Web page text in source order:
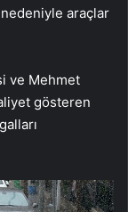
araçlar
ve Mehmet
gösteren